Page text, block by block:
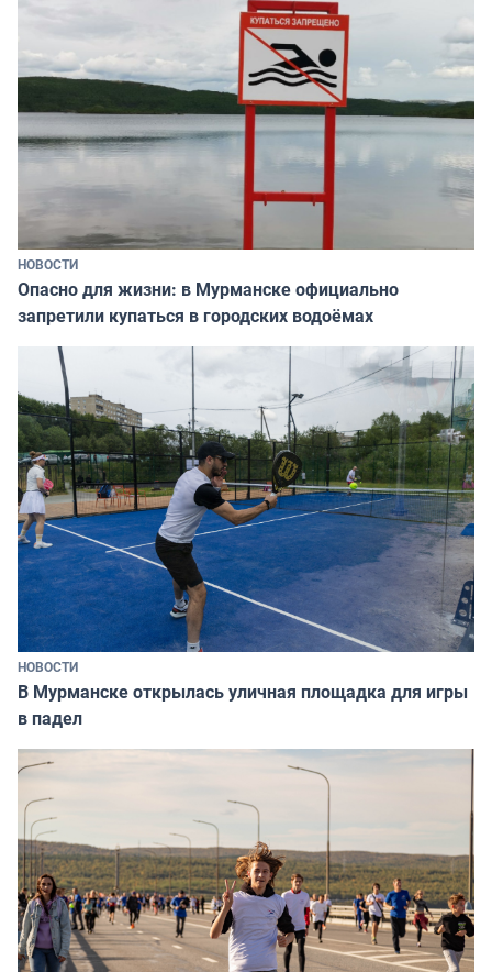
НОВОСТИ
Опасно для жизни: в Мурманске официально
запретили купаться в городских водоёмах
НОВОСТИ
В Мурманске открылась уличная площадка для игры
в падел